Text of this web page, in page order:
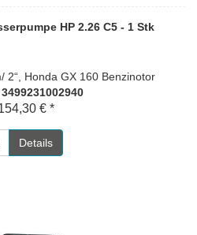
HP 2.26 C5 - 1 Stk
2“, Honda GX 160 Benzinotor
€ *
Details